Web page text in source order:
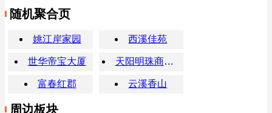
随机聚合页
姚江岸家园 西溪佳苑
世华帝宝大厦 天阳明珠商业中心
富春红郡 云溪香山
周边板块